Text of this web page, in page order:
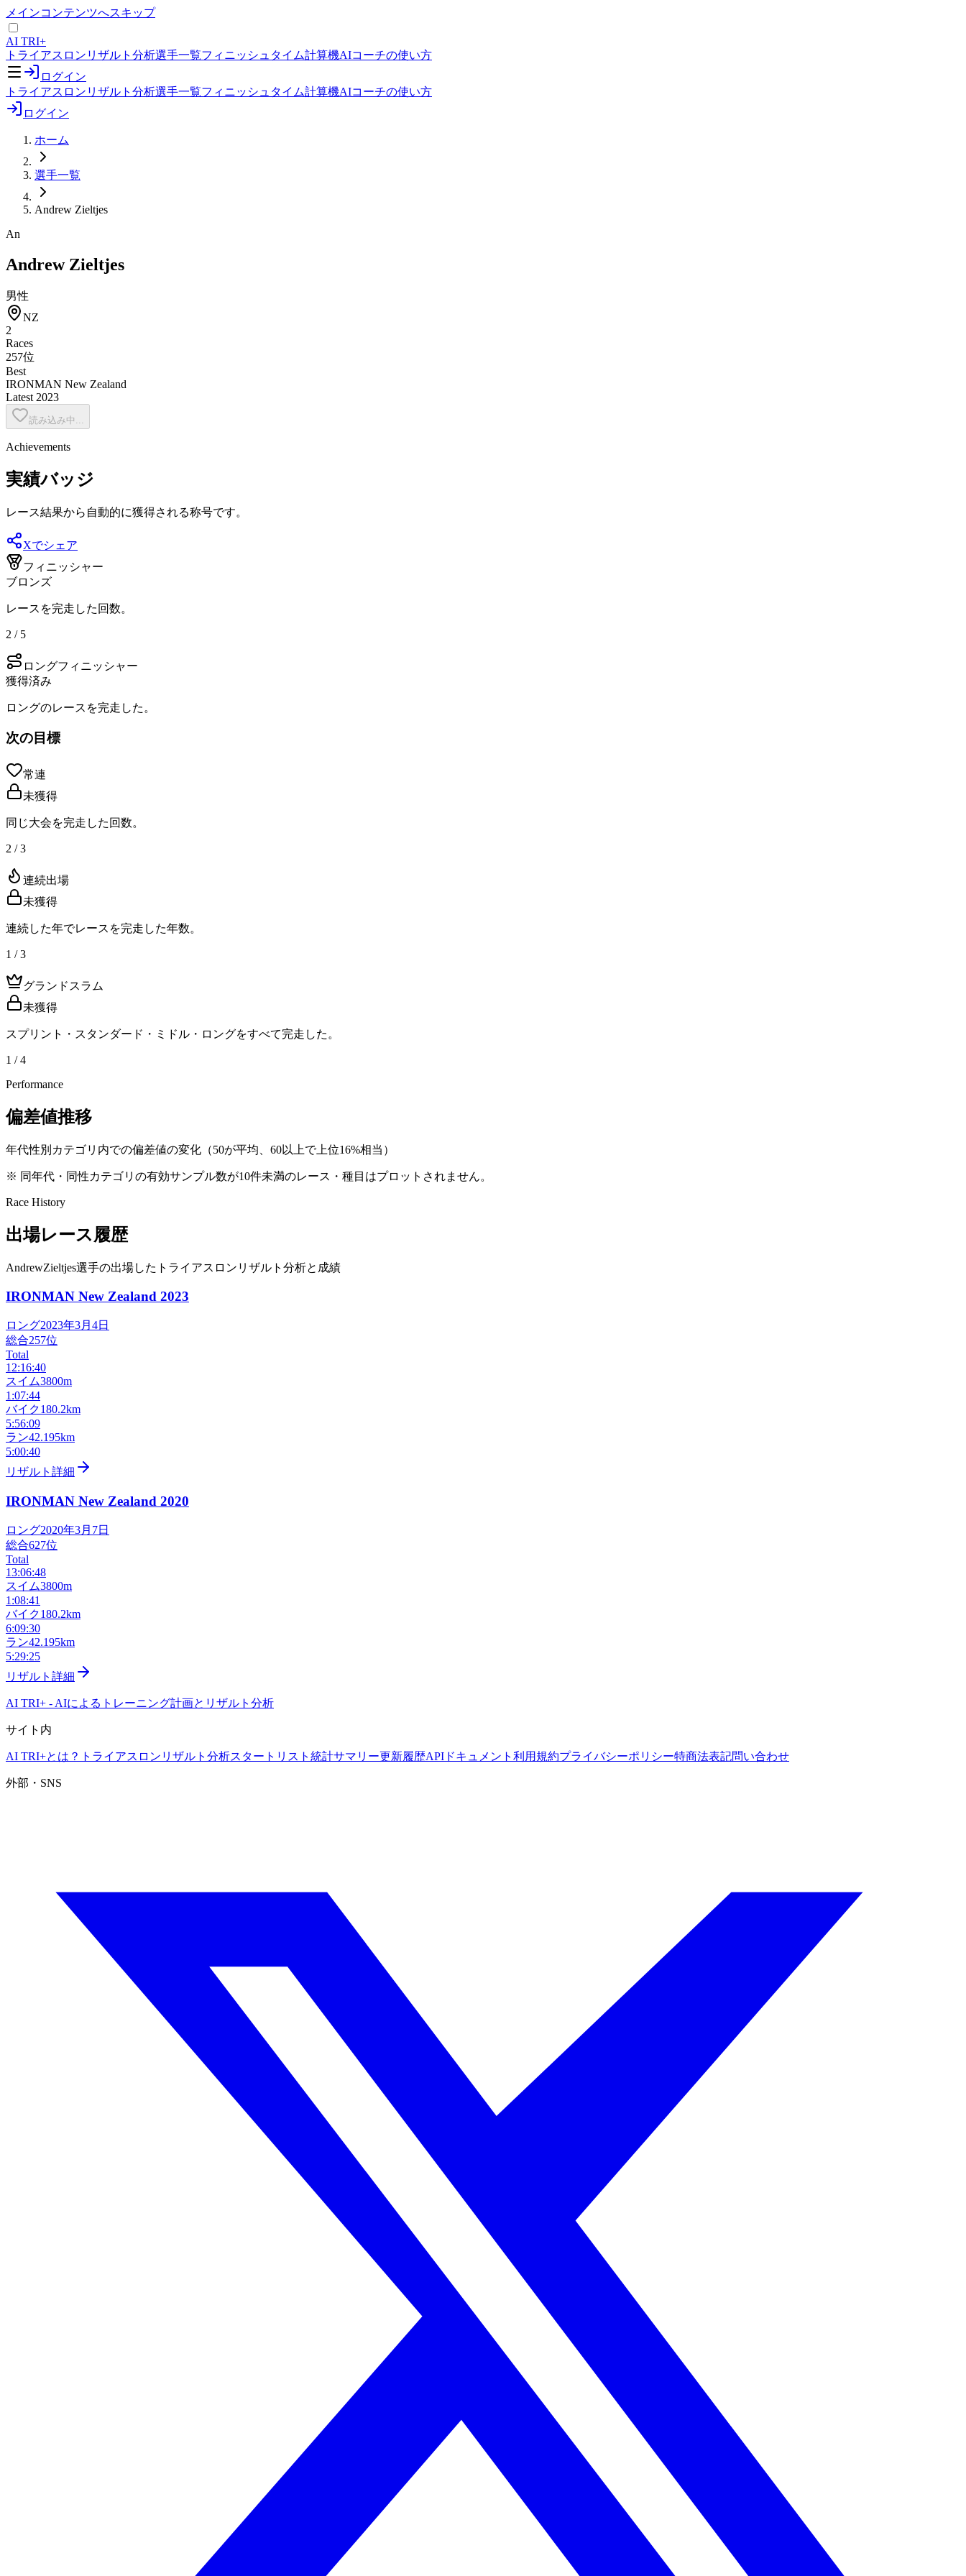
メインコンテンツへスキップ
AI TRI+
トライアスロンリザルト分析選手一覧フィニッシュタイム計算機AIコーチの使い方
ログイン
トライアスロンリザルト分析選手一覧フィニッシュタイム計算機AIコーチの使い方
ログイン
ホーム
選手一覧
Andrew Zieltjes
An
Andrew Zieltjes
男性
NZ
2
Races
257位
Best
IRONMAN New Zealand
Latest 2023
読み込み中...
Achievements
実績バッジ
レース結果から自動的に獲得される称号です。
Xでシェア
フィニッシャー
ブロンズ
レースを完走した回数。
2 / 5
ロングフィニッシャー
獲得済み
ロングのレースを完走した。
次の目標
常連
未獲得
同じ大会を完走した回数。
2 / 3
連続出場
未獲得
連続した年でレースを完走した年数。
1 / 3
グランドスラム
未獲得
スプリント・スタンダード・ミドル・ロングをすべて完走した。
1 / 4
Performance
偏差値推移
年代性別カテゴリ内での偏差値の変化（50が平均、60以上で上位16%相当）
※ 同年代・同性カテゴリの有効サンプル数が10件未満のレース・種目はプロットされません。
Race History
出場レース履歴
AndrewZieltjes選手の出場したトライアスロンリザルト分析と成績
IRONMAN New Zealand 2023
ロング2023年3月4日
総合257位
Total
12:16:40
スイム3800m
1:07:44
バイク180.2km
5:56:09
ラン42.195km
5:00:40
リザルト詳細
IRONMAN New Zealand 2020
ロング2020年3月7日
総合627位
Total
13:06:48
スイム3800m
1:08:41
バイク180.2km
6:09:30
ラン42.195km
5:29:25
リザルト詳細
AI TRI+ - AIによるトレーニング計画とリザルト分析
サイト内
AI TRI+とは？ トライアスロンリザルト分析スタートリスト 統計サマリー更新履歴APIドキュメント 利用規約プライバシーポリシー特商法表記問い合わせ
外部・SNS